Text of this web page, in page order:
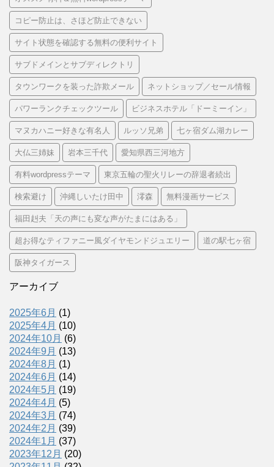
コピー防止は、さほど防止できない
サイト状態を確認する無料の便利サイト
サブドメインとサブディレクトリ
タウンワークを装った詐欺メール ネットショップ／セール情報
パワーランクチェックツール ビジネスホテル「ドーミーイン」
マヌカハニー好きな有名人 ルッソ兄弟 七ヶ宿ダム湖カレー
大仏三姉妹 岩本三千代 愛知県西三河地方
有料wordpressテーマ 東京五輪の聖火リレーの辞退者続出
検索避け 沖縄しいたけ田中 澪森 無料漫画サービス
福田赳夫「天の声にも変な声がたまにはある」
超お得なティファニー風ダイヤモンドジュエリー 道の駅七ヶ宿
阪神タイガース
アーカイブ
2025年6月 (1)
2025年4月 (10)
2024年10月 (6)
2024年9月 (13)
2024年8月 (1)
2024年6月 (14)
2024年5月 (19)
2024年4月 (5)
2024年3月 (74)
2024年2月 (39)
2024年1月 (37)
2023年12月 (20)